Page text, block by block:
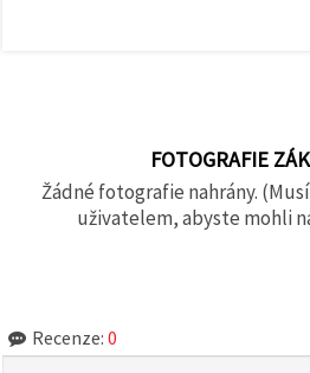
FOTOGRAFIE
Žádné fotografie nahrány.
uživatelem, abyste mohli
Recenze: 0